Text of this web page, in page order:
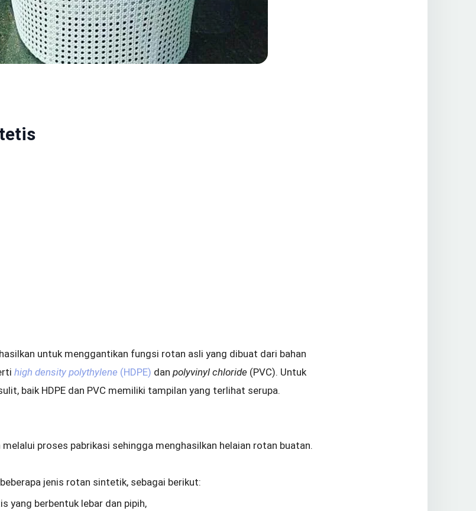
untuk menggantikan fungsi rotan asli yang dibuat dari bahan
high density polythylene (HDPE) dan polyvinyl chloride (PVC). Untuk
baik HDPE dan PVC memiliki tampilan yang terlihat serupa.
proses pabrikasi sehingga menghasilkan helaian rotan buatan.
jenis rotan sintetik, sebagai berikut:
yang berbentuk lebar dan pipih,